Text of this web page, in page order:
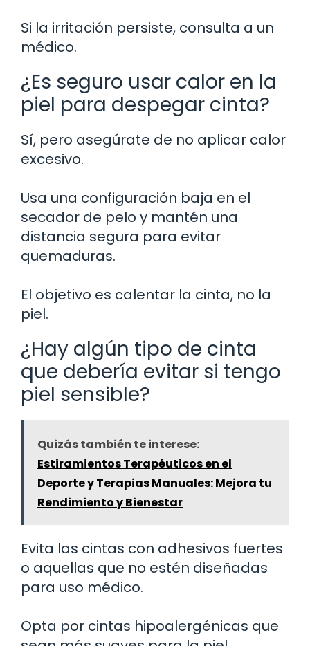
Si la irritación persiste, consulta a un
médico.
¿Es seguro usar calor en la
piel para despegar cinta?
Sí, pero asegúrate de no aplicar calor
excesivo.
Usa una configuración baja en el
secador de pelo y mantén una
distancia segura para evitar
quemaduras.
El objetivo es calentar la cinta, no la
piel.
¿Hay algún tipo de cinta
que debería evitar si tengo
piel sensible?
Quizás también te interese:
Estiramientos Terapéuticos en el
Deporte y Terapias Manuales: Mejora tu
Rendimiento y Bienestar
Evita las cintas con adhesivos fuertes
o aquellas que no estén diseñadas
para uso médico.
Opta por cintas hipoalergénicas que